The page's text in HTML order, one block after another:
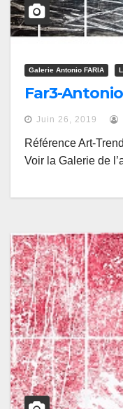
Galerie Antonio FARIA
Far3-
Juin 26, 2019
Référence Art-
Voir la Galerie de